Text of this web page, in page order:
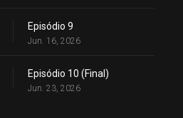
Episódio 9
Jun. 16, 2026
Episódio 10 (Final)
Jun. 23, 2026